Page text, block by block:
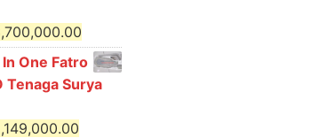
Rp2,100,000.00.
price
is:
Rp3,700,000.00.
One Fatro
Tenaga Surya